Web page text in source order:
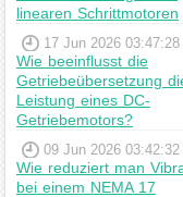
linearen Schrittmotoren
17 Jun 2026 03:47:28
Wie beeinflusst die
Getriebeübersetzung
Leistung eines DC-
Getriebemotors?
09 Jun 2026 03:42:32
Wie reduziert man
bei einem NEMA 17